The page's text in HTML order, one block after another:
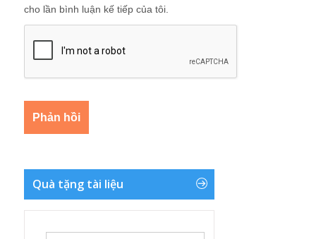
cho lần bình luận kế tiếp của tôi.
Quà tặng tài liệu